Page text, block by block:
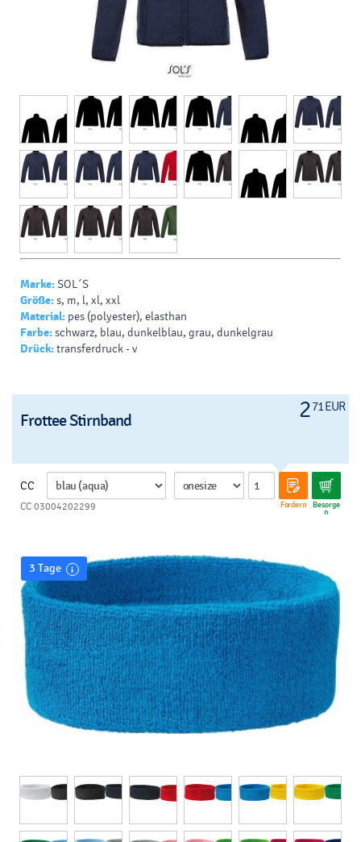
Marke:SOL´S
Größe:s, m, l, xl, xxl
Material: pes (polyester), elasthan
Farbe:schwarz, blau, dunkelblau, grau, dunkelgrau
Drück:transferdruck - v
271 EUR
Frottee Stirnband
CC
Fordern Besorge
n
CC 03004202299
3 Tage